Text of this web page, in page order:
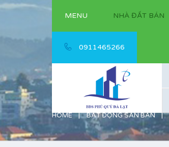
MENU NHÀ ĐẤT BÁN
0911465266
HOME BẤT ĐỘNG SẢN BÁN